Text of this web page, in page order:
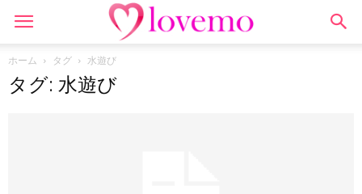
ホーム タグ 水遊び
タグ: 水遊び